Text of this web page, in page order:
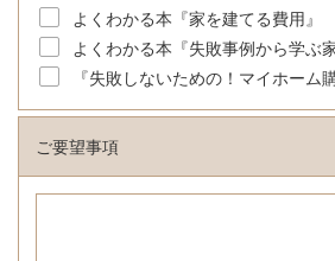
よくわかる本『家を建てる費用』
よくわかる本『失敗事例から学ぶ
『失敗しないための！マイホーム
ご要望事項